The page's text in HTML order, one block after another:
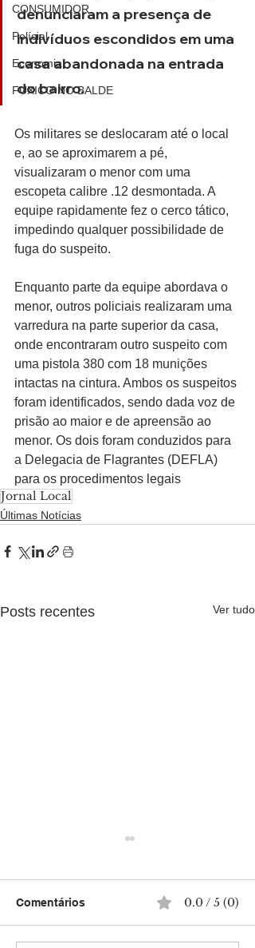
CONSUMIDOR
Polícial
Economia
FUXICO NO BALDE
denunciaram a presença de
indivíduos escondidos em uma
casa abandonada na entrada
do bairro.
Os militares se deslocaram até o local
e, ao se aproximarem a pé,
visualizaram o menor com uma
escopeta calibre .12 desmontada. A
equipe rapidamente fez o cerco tático,
impedindo qualquer possibilidade de
fuga do suspeito.
Enquanto parte da equipe abordava o
menor, outros policiais realizaram uma
varredura na parte superior da casa,
onde encontraram outro suspeito com
uma pistola 380 com 18 munições
intactas na cintura. Ambos os suspeitos
foram identificados, sendo dada voz de
prisão ao maior e de apreensão ao
menor. Os dois foram conduzidos para
a Delegacia de Flagrantes (DEFLA)
para os procedimentos legais
Jornal Local
Últimas Notícias
Posts recentes Ver tudo
Comentários 0.0 / 5 (0)